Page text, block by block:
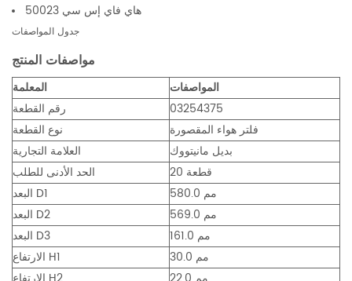
هاي فاي إس سي 50023
جدول المواصفات
مواصفات المنتج
المعلمة
المواصفات
رقم القطعة
03254375
نوع القطعة
فلتر هواء المقصورة
العلامة التجارية
بديل مانيتووك
الحد الأدنى للطلب
20 قطعة
البعد D1
580.0 مم
البعد D2
569.0 مم
البعد D3
161.0 مم
الارتفاع H1
30.0 مم